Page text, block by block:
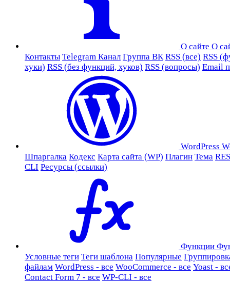
О сайте О
Контакты Telegram Канал Группа ВК RSS (все) RSS
хуки) RSS (без функций, хуков) RSS (вопросы) Email
WordPress
Шпаргалка Кодекс Карта сайта (WP) Плагин Тема
CLI Ресурсы (ссылки)
Функции
Условные теги Теги шаблона Популярные
файлам WordPress - все WooCommerce - все Yoast -
Contact Form 7 - все WP-CLI - все